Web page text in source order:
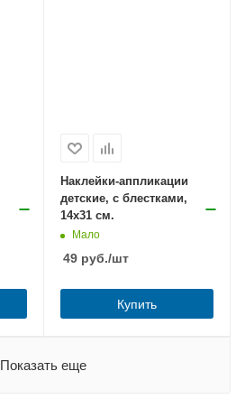
Наклейки-аппликации
детские, с блестками,
14х31 см.
Мало
49руб./шт
Купить
Показать еще